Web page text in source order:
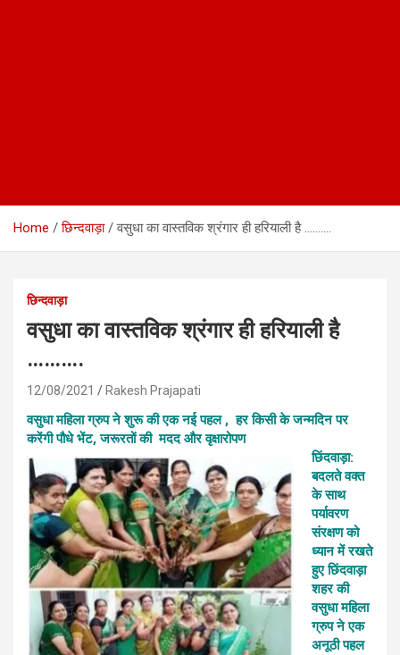
Home छिन्दवाड़ा वसुधा का वास्तविक श्रंगार ही हरियाली है ……….
छिन्दवाड़ा
वसुधा का वास्तविक श्रंगार ही हरियाली है
……….
12/08/2021 Rakesh Prajapati
वसुधा महिला ग्रुप ने शुरू की एक नई पहल , हर किसी के जन्मदिन पर
करेंगी पौधे भेंट, जरूरतों की मदद और वृक्षारोपण
छिंदवाड़ा:
बदलते वक्त
के साथ
पर्यावरण
संरक्षण को
ध्यान में रखते
हुए छिंदवाड़ा
शहर की
वसुधा महिला
ग्रुप ने एक
अनूठी पहल